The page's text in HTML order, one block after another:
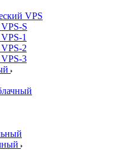
VPS
S
1
2
3